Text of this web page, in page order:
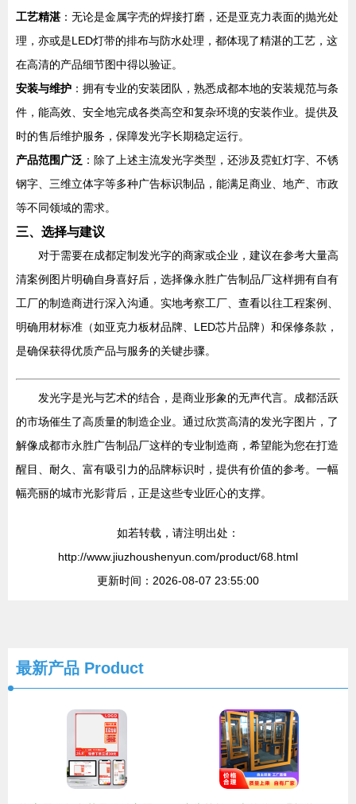
工艺精湛 ：无论是金属字壳的焊接打磨，还是亚克力表面的抛光处
理，亦或是LED灯带的排布与防水处理，都体现了精湛的工艺，这
在高清的产品细节图中得以验证。
安装与维护 ：拥有专业的安装团队，熟悉成都本地的安装规范与条
件，能高效、安全地完成各类高空和复杂环境的安装作业。提供及
时的售后维护服务，保障发光字长期稳定运行。
产品范围广泛 ：除了上述主流发光字类型，还涉及霓虹灯字、不锈
钢字、三维立体字等多种广告标识制品，能满足商业、地产、市政
等不同领域的需求。
三、选择与建议
对于需要在成都定制发光字的商家或企业，建议在参考大量高
清案例图片明确自身喜好后，选择像永胜广告制品厂这样拥有自有
工厂的制造商进行深入沟通。实地考察工厂、查看以往工程案例、
明确用材标准（如亚克力板材品牌、LED芯片品牌）和保修条款，
是确保获得优质产品与服务的关键步骤。
发光字是光与艺术的结合，是商业形象的无声代言。成都活跃
的市场催生了高质量的制造企业。通过欣赏高清的发光字图片，了
解像成都市永胜广告制品厂这样的专业制造商，希望能为您在打造
醒目、耐久、富有吸引力的品牌标识时，提供有价值的参考。一幅
幅亮丽的城市光影背后，正是这些专业匠心的支撑。
如若转载，请注明出处：
http://www.jiuzhoushenyun.com/product/68.html
更新时间：2026-08-07 23:55:00
最新产品 Product